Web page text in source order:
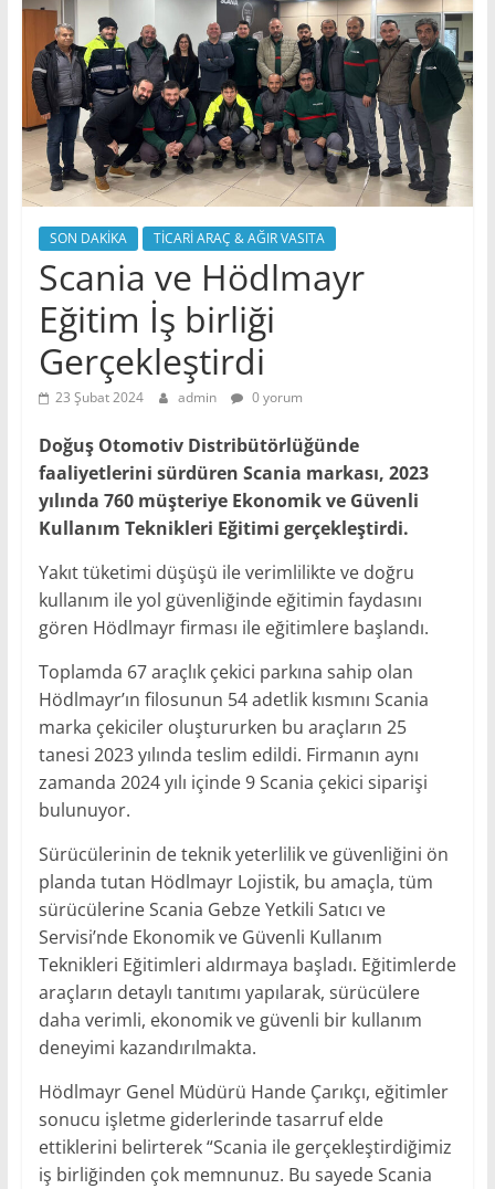
SON DAKİKA TİCARİ ARAÇ & AĞIR VASITA
Scania ve Hödlmayr
Eğitim İş birliği
Gerçekleştirdi
23 Şubat 2024 admin 0 yorum
Doğuş Otomotiv Distribütörlüğünde
faaliyetlerini sürdüren Scania markası, 2023
yılında 760 müşteriye Ekonomik ve Güvenli
Kullanım Teknikleri Eğitimi gerçekleştirdi.
Yakıt tüketimi düşüşü ile verimlilikte ve doğru
kullanım ile yol güvenliğinde eğitimin faydasını
gören Hödlmayr firması ile eğitimlere başlandı.
Toplamda 67 araçlık çekici parkına sahip olan
Hödlmayr’ın filosunun 54 adetlik kısmını Scania
marka çekiciler oluştururken bu araçların 25
tanesi 2023 yılında teslim edildi. Firmanın aynı
zamanda 2024 yılı içinde 9 Scania çekici siparişi
bulunuyor.
Sürücülerinin de teknik yeterlilik ve güvenliğini ön
planda tutan Hödlmayr Lojistik, bu amaçla, tüm
sürücülerine Scania Gebze Yetkili Satıcı ve
Servisi’nde Ekonomik ve Güvenli Kullanım
Teknikleri Eğitimleri aldırmaya başladı. Eğitimlerde
araçların detaylı tanıtımı yapılarak, sürücülere
daha verimli, ekonomik ve güvenli bir kullanım
deneyimi kazandırılmakta.
Hödlmayr Genel Müdürü Hande Çarıkçı, eğitimler
sonucu işletme giderlerinde tasarruf elde
ettiklerini belirterek “Scania ile gerçekleştirdiğimiz
iş birliğinden çok memnunuz. Bu sayede Scania